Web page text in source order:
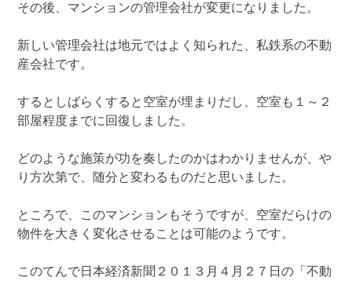
その後、マンションの管理会社が変更になりました。
新しい管理会社は地元ではよく知られた、私鉄系の不動
産会社です。
するとしばらくすると空室が埋まりだし、空室も１～２
部屋程度までに回復しました。
どのような施策が功を奏したのかはわかりませんが、や
り方次第で、随分と変わるものだと思いました。
ところで、このマンションもそうですが、空室だらけの
物件を大きく変化させることは可能のようです。
このてんで日本経済新聞２０１３月４月２７日の「不動